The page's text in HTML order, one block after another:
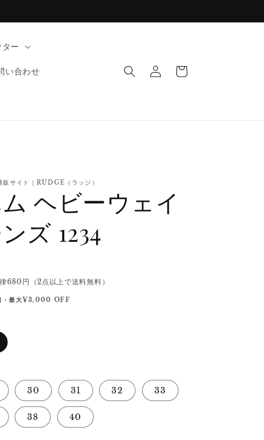
ー
い合わせ
グ
イ
ー
販サイト｜RUDGE（ラッジ）
ヘビーウェイ
ズ 1234
680円（2点以上で送料無料）
・最大¥3,000 OFF
30 31 32 33
38 40